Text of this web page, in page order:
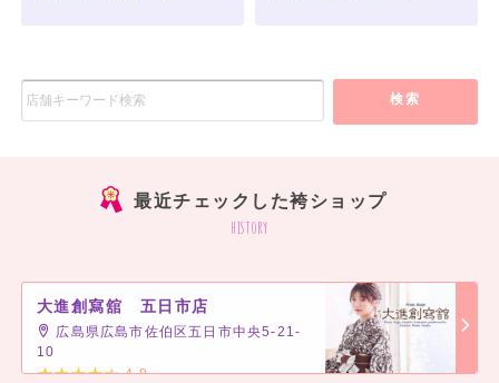
検索
最近チェックした袴ショップ
history
大進創寫舘 五日市店
広島県広島市佐伯区五日市中央5-21-
10
4.8